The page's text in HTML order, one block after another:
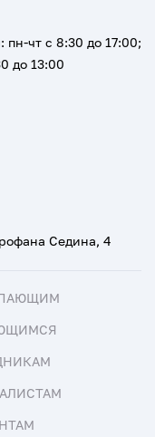
Седина, 4
чт с 8:30 до 17:00;
до 13:00